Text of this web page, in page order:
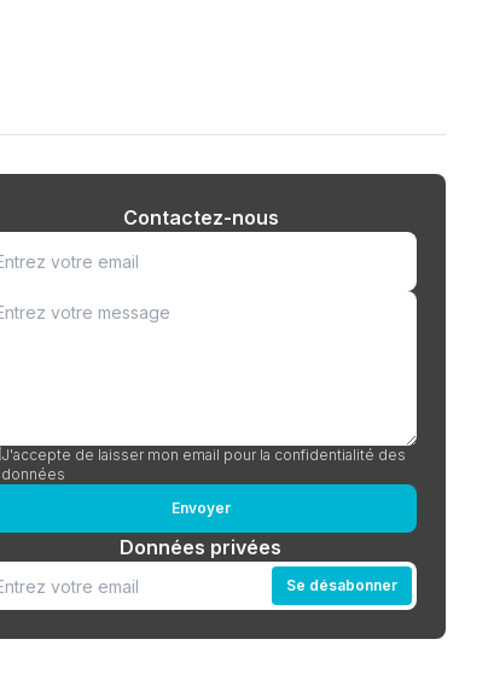
Contactez-nous
J'accepte de laisser mon email pour la confidentialité des
données
Envoyer
Données privées
Se désabonner